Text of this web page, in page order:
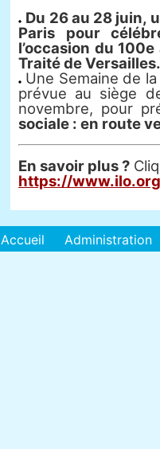
Du 26 au 28 juin,
Paris pour
l’occasion du
Traité de Versailles.
Une Semaine de
prévue au siège
novembre, pour
sociale : en route
En savoir plus ?
https://
Accueil Administration